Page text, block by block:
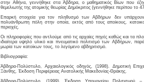
στην Αθήνα, γεννήθηκε στα Άβδηρα, ο μαθηματικός Βίων που
θεμελιωτής της ατομικής θεωρίας Δημόκριτος (γεννήθηκε περίπου το
Επαρκή στοιχεία για τον πληθυσμό των Αβδήρων δεν
πολυάνθρωπη πόλη στην οποία, εκτός από τους αποίκους,
περιοχές.
Οι πληροφορίες που αντλούμε από τις αρχαίες πηγές καθώς και τα
ιδιαίτερα υψηλό υλικό και πνευματικό πολιτισμό των Αβδήρων,
μωρία των κατοίκων τους, το λεγόμενο αβδηριτισμό.
Βιβλιογραφία:
Άβδηρα-Πολύστυλο, Αρχαιολογικός οδηγός, (1998). Δημοτική
Ξάνθης, Έκδοση Περιφέρειας Ανατολικής Μακεδονίας-Θράκης.
Άβδηρα-Πολύστυλο, (1999). Έκδοση Υπουργείου Πολιτισμού